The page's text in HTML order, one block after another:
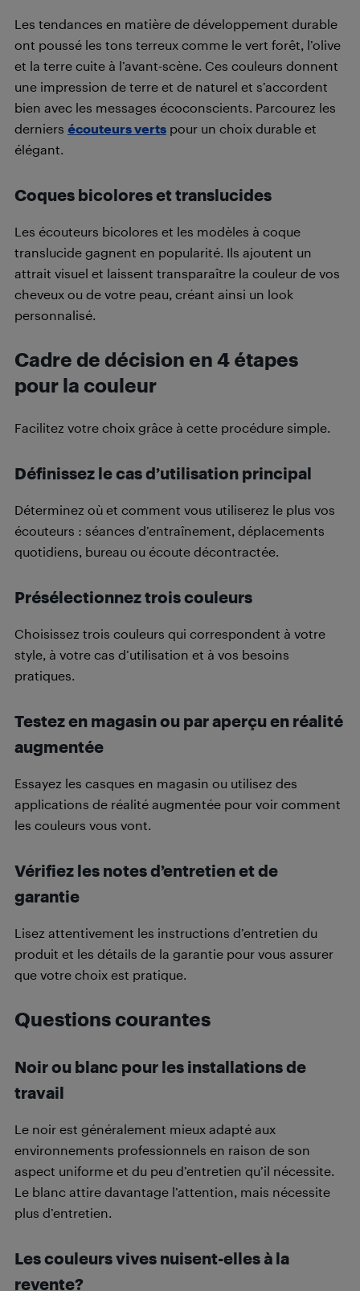
Les tendances en matière de développement durable
ont poussé les tons terreux comme le vert forêt, l’olive
et la terre cuite à l’avant-scène. Ces couleurs donnent
une impression de terre et de naturel et s’accordent
bien avec les messages écoconscients. Parcourez les
derniers écouteurs verts pour un choix durable et
élégant.
Coques bicolores et translucides
Les écouteurs bicolores et les modèles à coque
translucide gagnent en popularité. Ils ajoutent un
attrait visuel et laissent transparaître la couleur de vos
cheveux ou de votre peau, créant ainsi un look
personnalisé.
Cadre de décision en 4 étapes
pour la couleur
Facilitez votre choix grâce à cette procédure simple.
Définissez le cas d’utilisation principal
Déterminez où et comment vous utiliserez le plus vos
écouteurs : séances d’entraînement, déplacements
quotidiens, bureau ou écoute décontractée.
Présélectionnez trois couleurs
Choisissez trois couleurs qui correspondent à votre
style, à votre cas d’utilisation et à vos besoins
pratiques.
Testez en magasin ou par aperçu en réalité
augmentée
Essayez les casques en magasin ou utilisez des
applications de réalité augmentée pour voir comment
les couleurs vous vont.
Vérifiez les notes d’entretien et de
garantie
Lisez attentivement les instructions d’entretien du
produit et les détails de la garantie pour vous assurer
que votre choix est pratique.
Questions courantes
Noir ou blanc pour les installations de
travail
Le noir est généralement mieux adapté aux
environnements professionnels en raison de son
aspect uniforme et du peu d’entretien qu’il nécessite.
Le blanc attire davantage l’attention, mais nécessite
plus d’entretien.
Les couleurs vives nuisent-elles à la
revente?